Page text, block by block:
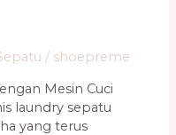
/ shoepreme
Mesin Cuci
laundry sepatu
yang terus